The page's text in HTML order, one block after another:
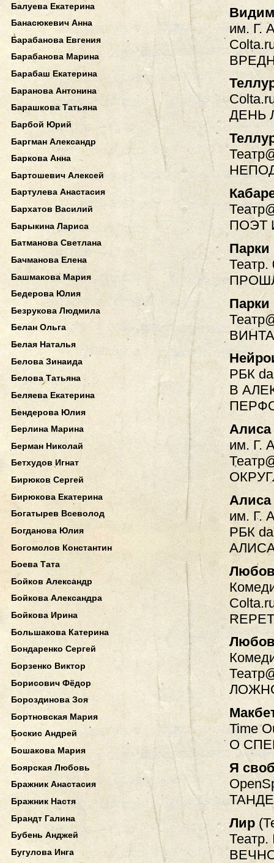
им. Г.
ДЕНЬ
ПОЭТ
Театр.
РБК
В
Алиса
им. Г.
Алиса
им. Г.
РБК
Time
О
Я
Лир
Балуева Екатерина
Банасюкевич Анна
Барабанова Евгения
Барабанова Марина
Барабаш Екатерина
Баранова Антонина
Барашкова Татьяна
Барбой Юрий
Баргман Александр
Баркова Анна
Бартошевич Алексей
Бартулева Анастасия
Бархатов Василий
Барыкина Лариса
Батманова Светлана
Бачманова Елена
Башмакова Мария
Бедерова Юлия
Безрукова Людмила
Белан Ольга
Белая Наталья
Белова Зинаида
Белова Татьяна
Беляева Екатерина
Бендерова Юлия
Берлина Марина
Берман Николай
Бетхудов Игнат
Бирюков Сергей
Бирюкова Екатерина
Богатырев Всеволод
Богданова Юлия
Богомолов Константин
Боева Тата
Бойков Александр
Бойкова Александра
Бойкова Ирина
Большакова Катерина
Бондаренко Сергей
Борзенко Виктор
Борисович Фёдор
Бороздинова Зоя
Бортновская Мария
Боскис Андрей
Бошакова Мария
Боярская Любовь
Бражник Анастасия
Бражник Настя
Брандт Галина
Бубень Анджей
Бугулова Инга